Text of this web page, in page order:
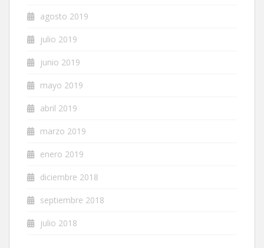
agosto 2019
julio 2019
junio 2019
mayo 2019
abril 2019
marzo 2019
enero 2019
diciembre 2018
septiembre 2018
julio 2018